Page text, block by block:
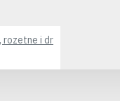
rozetne i dr